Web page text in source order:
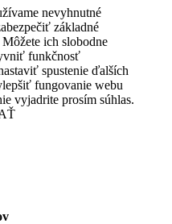
nevyhnutné
základné
ich slobodne
funkčnosť
spustenie ďalších
fungovanie webu
vyjadrite prosím súhlas.